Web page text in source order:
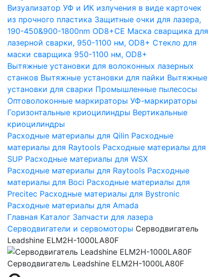
Визуализатор УФ и ИК излучения в виде карточек
из прочного пластика Защитные очки для лазера,
190-450&900-1800nm OD8+CE Маска сварщика для
лазерной сварки, 950-1100 нм, OD8+ Стекло для
маски сварщика 950-1100 нм, OD8+
Вытяжные установки для волоконных лазерных
станков Вытяжные установки для пайки Вытяжные
установки для сварки Промышленные пылесосы
Оптоволоконные маркираторы УФ-маркираторы
Горизонтальные криоцилиндры Вертикальные
криоцилиндры
Расходные материалы для Qilin Расходные
материалы для Raytools Расходные материалы для
SUP Расходные материалы для WSX
Расходные материалы для Raytools Расходные
материалы для Boci Расходные материалы для
Precitec Расходные материалы для Bystronic
Расходные материалы для Amada
Главная Каталог Запчасти для лазера
Серводвигатели и сервомоторы Серводвигатель
Leadshine ELM2H-1000LA80F